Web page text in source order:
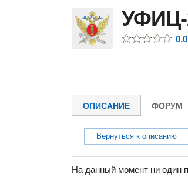
УФИЦ-
0.0
ОПИСАНИЕ ФОРУМ
Вернуться к описанию
На данный момент ни один